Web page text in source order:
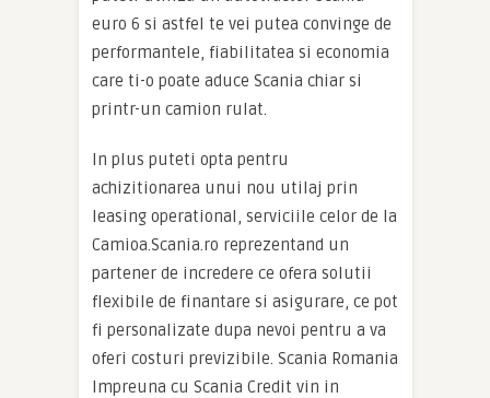
euro 6 si astfel te vei putea convinge de
performantele, fiabilitatea si economia
care ti-o poate aduce Scania chiar si
printr-un camion rulat.
In plus puteti opta pentru
achizitionarea unui nou utilaj prin
leasing operational, serviciile celor de la
Camioa.Scania.ro reprezentand un
partener de incredere ce ofera solutii
flexibile de finantare si asigurare, ce pot
fi personalizate dupa nevoi pentru a va
oferi costuri previzibile. Scania Romania
Impreuna cu Scania Credit vin in